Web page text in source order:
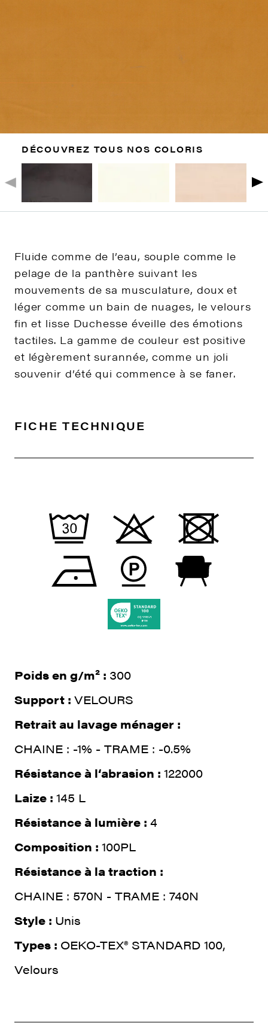
DÉCOUVREZ TOUS NOS COLORIS
Fluide comme de l’eau, souple comme le
pelage de la panthère suivant les
mouvements de sa musculature, doux et
léger comme un bain de nuages, le velours
fin et lisse Duchesse éveille des émotions
tactiles. La gamme de couleur est positive
et légèrement surannée, comme un joli
souvenir d’été qui commence à se faner.
FICHE TECHNIQUE
Poids en g/m² : 300
Support : VELOURS
Retrait au lavage ménager :
CHAINE : -1% - TRAME : -0.5%
Résistance à l‘abrasion : 122000
Laize : 145 L
Résistance à lumière : 4
Composition : 100PL
Résistance à la traction :
CHAINE : 570N - TRAME : 740N
Style : Unis
Types : OEKO-TEX® STANDARD 100,
Velours